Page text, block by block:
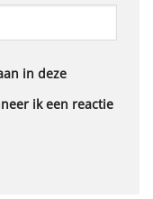
in deze
ik een reactie